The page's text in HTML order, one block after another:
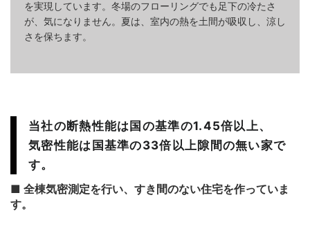
を実現しています。 冬場のフローリングでも足下の冷たさ
が、気になりません。 夏は、室内の熱を土間が吸収し、涼し
さを保ちます。
当社の断熱性能は国の基準の1.45倍以上、
気密性能は国基準の33倍以上隙間の無い家で
す。
■ 全棟気密測定を行い、すき間のない住宅を作っていま
す。